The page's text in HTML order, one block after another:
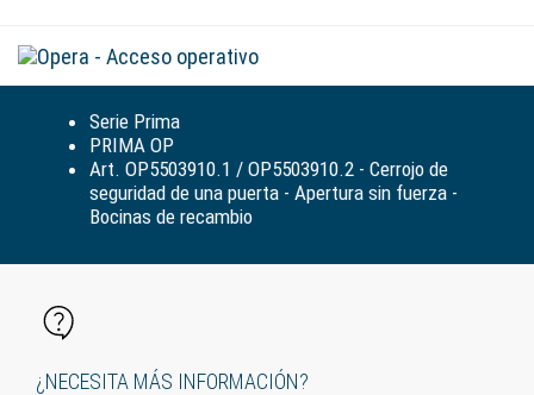
la
Serie Prima
PRIMA OP
Art. OP5503910.1 / OP5503910.2 - Cerrojo de
seguridad de una puerta - Apertura sin fuerza -
Bocinas de recambio
¿NECESITA MÁS INFORMACIÓN?